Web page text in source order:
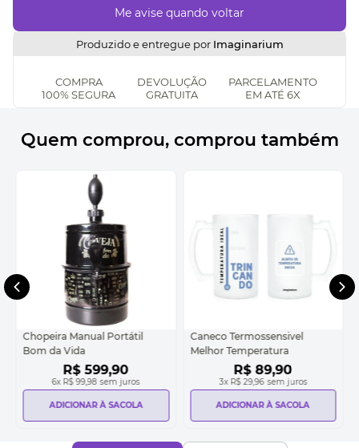
Produzido e entregue por Imaginarium
COMPRA
100% SEGURA
DEVOLUÇÃO
GRATUITA
PARCELAMENTO
EM ATÉ 6X
Quem comprou, comprou também
Chopeira Manual Portátil
Bom da Vida
R$ 599,90
6x R$ 99,98 sem juros
ADICIONAR À SACOLA
Caneco Termossensivel
Melhor Temperatura
R$ 89,90
3x R$ 29,96 sem juros
ADICIONAR À SACOLA